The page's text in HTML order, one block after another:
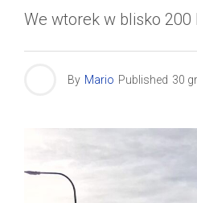
We wtorek w blisko
By Mario Published 30